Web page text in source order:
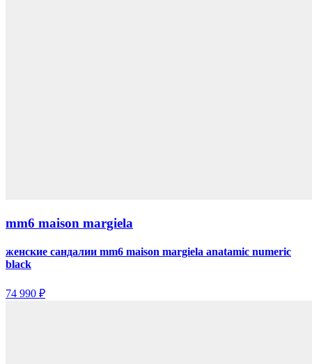
mm6 maison margiela
женские сандалии mm6 maison margiela anatamic numeric
black
74 990 ₽